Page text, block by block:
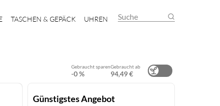
TASCHEN & GEPÄCK UHREN Suche
Gebraucht sparen
-0 %
Gebraucht ab
94,49 €
Günstigstes Angebot